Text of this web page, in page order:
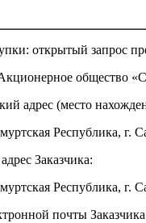
открытый запрос
общество
адрес (место
Республика, г.
Заказчика:
Республика, г.
почты